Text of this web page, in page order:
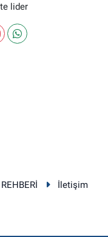
lider
İletişim